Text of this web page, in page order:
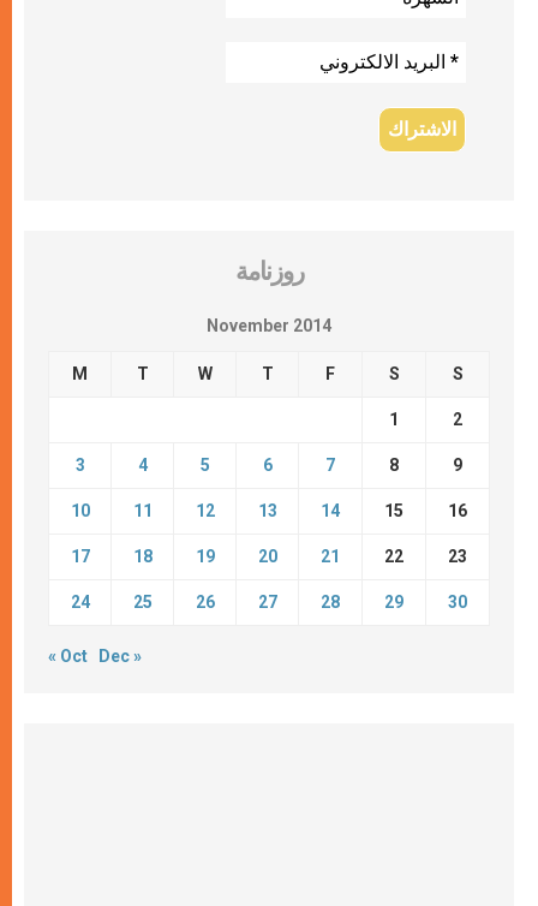
روزنامة
November 2014
M T W T F S S
1 2
3 4 5 6 7 8 9
10 11 12 13 14 15 16
17 18 19 20 21 22 23
24 25 26 27 28 29 30
« Oct Dec »